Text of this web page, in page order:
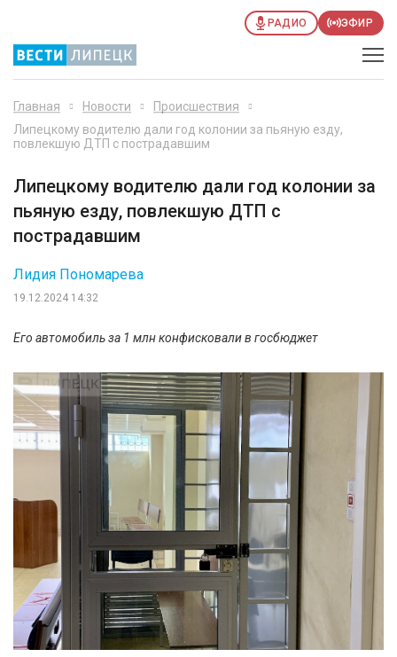
РАДИО ЭФИР
Главная Новости
Происшествия
Липецкому водителю дали год колонии за пьяную езду,
повлекшую ДТП с пострадавшим
Липецкому водителю дали год колонии за
пьяную езду, повлекшую ДТП с
пострадавшим
19.12.2024 14:32
Лидия Пономарева
Его автомобиль за 1 млн конфисковали в госбюджет